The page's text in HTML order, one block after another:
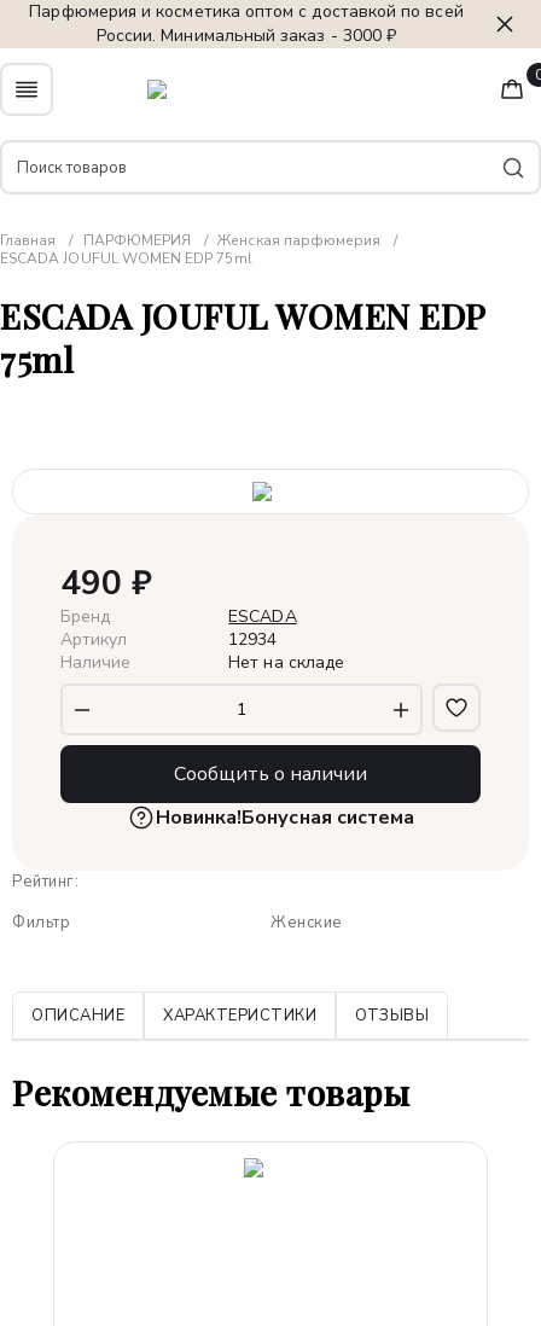
Парфюмерия и косметика оптом с доставкой по всей
России. Минимальный заказ - 3000 ₽
Главная ПАРФЮМЕРИЯ
Женская парфюмерия
ESCADA JOUFUL WOMEN EDP 75ml
ESCADA JOUFUL WOMEN EDP
75ml
Рейтинг:
Фильтр
Женские
490 ₽
Бренд
ESCADA
Артикул
12934
Наличие
Нет на складе
Сообщить о наличии
Для авторизованных пользователей
совершенной покупки. Бонусами можно
Новинка!Бонусная система
ОПИСАНИЕ ХАРАКТЕРИСТИКИ ОТЗЫВЫ
Рекомендуемые товары